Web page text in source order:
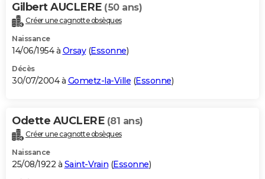
Gilbert AUCLERE (50 ans)
Créer une cagnotte obsèques
Naissance
14/06/1954 à Orsay(Essonne)
Décès
30/07/2004 à Gometz-la-Ville (Essonne)
Odette AUCLERE (81 ans)
Créer une cagnotte obsèques
Naissance
25/08/1922 à Saint-Vrain (Essonne)